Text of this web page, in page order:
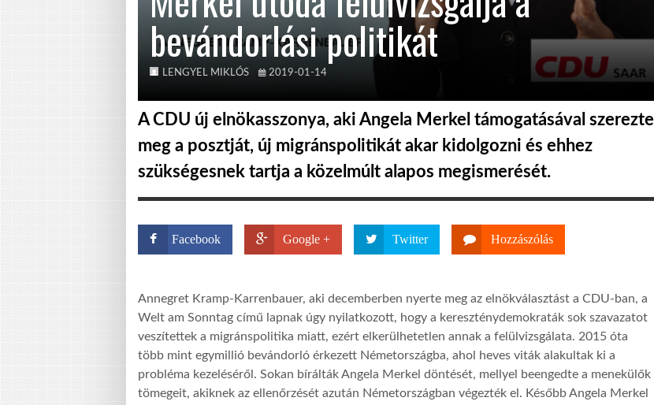
bevándorlási politikát
LENGYEL MIKLÓS 2019-01-14
A CDU új elnökasszonya, aki Angela Merkel támogatásával szerezte
meg a posztját, új migránspolitikát akar kidolgozni és ehhez
szükségesnek tartja a közelmúlt alapos megismerését.
Facebook Google + Twitter Hozzászólás
Annegret Kramp-Karrenbauer, aki decemberben nyerte meg az elnökválasztást a CDU-ban, a
Welt am Sonntag című lapnak úgy nyilatkozott, hogy a kereszténydemokraták sok szavazatot
veszítettek a migránspolitika miatt, ezért elkerülhetetlen annak a felülvizsgálata. 2015 óta
több mint egymillió bevándorló érkezett Németországba, ahol heves viták alakultak ki a
probléma kezeléséről. Sokan bírálták Angela Merkel döntését, mellyel beengedte a menekülők
tömegeit, akiknek az ellenőrzését azután Németországban végezték el. Később Angela Merkel